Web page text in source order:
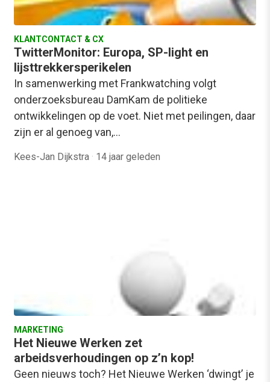
KLANTCONTACT & CX
TwitterMonitor: Europa, SP-light en
lijsttrekkersperikelen
In samenwerking met Frankwatching volgt
onderzoeksbureau DamKam de politieke
ontwikkelingen op de voet. Niet met peilingen, daar
zijn er al genoeg van,…
Kees-Jan Dijkstra · 14 jaar geleden
MARKETING
Het Nieuwe Werken zet
arbeidsverhoudingen op z’n kop!
Geen nieuws toch? Het Nieuwe Werken ‘dwingt’ je